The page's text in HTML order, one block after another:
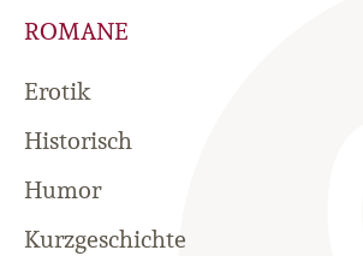
ROMANE
Erotik
Historisch
Humor
Kurzgeschichte